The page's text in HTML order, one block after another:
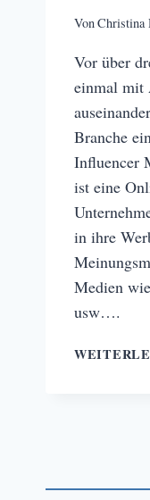
VonChristina
Vor über
einmal mit
Branche
Influencer
ist eine
in ihre
Medien
usw….